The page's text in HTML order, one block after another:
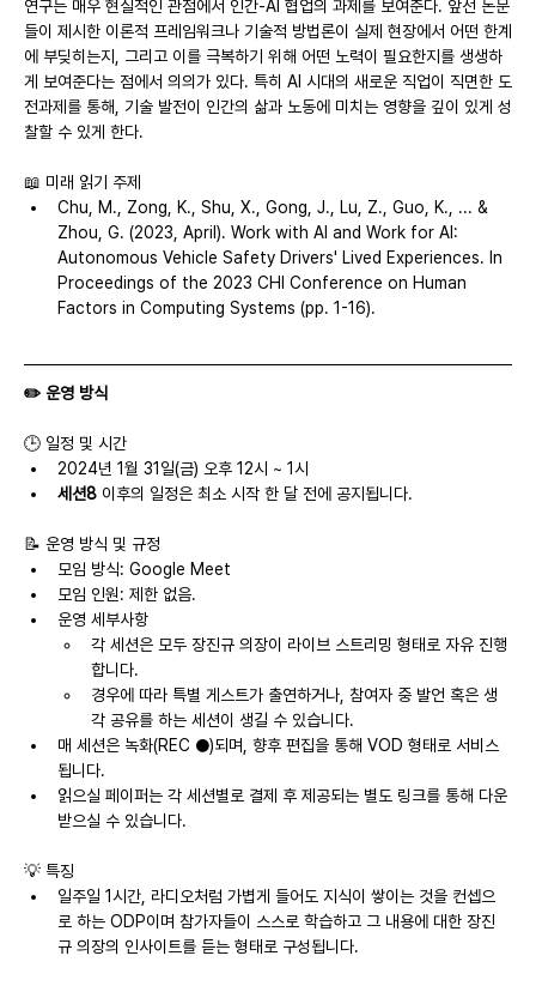
연구는 매우 현실적인 관점에서 인간-AI 협업의 과제를 보여준다. 앞선 논문
들이 제시한 이론적 프레임워크나 기술적 방법론이 실제 현장에서 어떤 한계
에 부딪히는지, 그리고 이를 극복하기 위해 어떤 노력이 필요한지를 생생하
게 보여준다는 점에서 의의가 있다. 특히 AI 시대의 새로운 직업이 직면한 도
전과제를 통해, 기술 발전이 인간의 삶과 노동에 미치는 영향을 깊이 있게 성
찰할 수 있게 한다.
📖 미래 읽기 주제
Chu, M., Zong, K., Shu, X., Gong, J., Lu, Z., Guo, K., ... &
Zhou, G. (2023, April). Work with AI and Work for AI:
Autonomous Vehicle Safety Drivers' Lived Experiences. In
Proceedings of the 2023 CHI Conference on Human
Factors in Computing Systems (pp. 1-16).
✏️ 운영 방식
🕒 일정 및 시간
2024년 1월 31일(금) 오후 12시 ~ 1시
세션8 이후의 일정은 최소 시작 한 달 전에 공지됩니다.
📝 운영 방식 및 규정
모임 방식: Google Meet
모임 인원: 제한 없음.
운영 세부사항
각 세션은 모두 장진규 의장이 라이브 스트리밍 형태로 자유 진행
합니다.
경우에 따라 특별 게스트가 출연하거나, 참여자 중 발언 혹은 생
각 공유를 하는 세션이 생길 수 있습니다.
매 세션은 녹화(REC ●)되며, 향후 편집을 통해 VOD 형태로 서비스
됩니다.
읽으실 페이퍼는 각 세션별로 결제 후 제공되는 별도 링크를 통해 다운
받으실 수 있습니다.
💡 특징
일주일 1시간, 라디오처럼 가볍게 들어도 지식이 쌓이는 것을 컨셉으
로 하는 ODP이며 참가자들이 스스로 학습하고 그 내용에 대한 장진
규 의장의 인사이트를 듣는 형태로 구성됩니다.